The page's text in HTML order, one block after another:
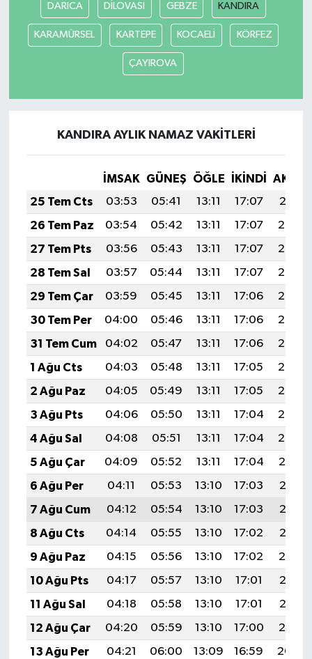
DARICA DİLOVASI GEBZE KANDIRA
KARAMÜRSEL KARTEPE KOCAELİ KÖRFEZ
ÇAYIROVA
KANDIRA AYLIK NAMAZ VAKITLERI
İMSAK GÜNEŞ ÖĞLE İKINDI
25 Tem Cts
03:53 05:41 13:11 17:07
20:31
26 Tem Paz
03:54 05:42 13:11 17:07
20:30
27 Tem Pts
03:56 05:43 13:11 17:07
20:29
28 Tem Sal
03:57 05:44 13:11 17:07
20:28
29 Tem Çar
03:59 05:45 13:11 17:06
20:27
30 Tem Per
04:00 05:46 13:11 17:06
20:26
31 Tem Cum
04:02 05:47 13:11 17:06
20:25
1 Ağu Cts
04:03 05:48 13:11 17:05
20:24
2 Ağu Paz
04:05 05:49 13:11 17:05
20:23
3 Ağu Pts
04:06 05:50 13:11 17:04
20:22
4 Ağu Sal
04:08 05:51 13:11 17:04
20:20
5 Ağu Çar
04:09 05:52 13:11 17:04
20:19
6 Ağu Per
04:11 05:53 13:10 17:03
20:18
7 Ağu Cum
04:12 05:54 13:10 17:03
20:17
8 Ağu Cts
04:14 05:55 13:10 17:02
20:16
9 Ağu Paz
04:15 05:56 13:10 17:02
20:14
10 Ağu Pts
04:17 05:57 13:10 17:01
20:13
11 Ağu Sal
04:18 05:58 13:10 17:01
20:12
12 Ağu Çar
04:20 05:59 13:10 17:00
20:10
13 Ağu Per
04:21 06:00 13:09 16:59
20:09